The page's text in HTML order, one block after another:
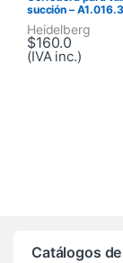
succión –
Quickmaster 46,
DI
Heidelberg
$160.0
(IVA inc.)
Catálogos